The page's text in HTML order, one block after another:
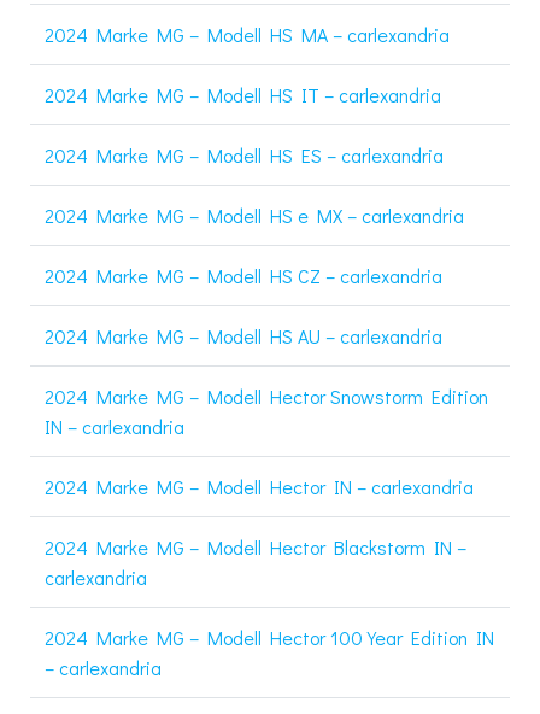
2024 Marke MG – Modell HS MA – carlexandria
2024 Marke MG – Modell HS IT – carlexandria
2024 Marke MG – Modell HS ES – carlexandria
2024 Marke MG – Modell HS e MX – carlexandria
2024 Marke MG – Modell HS CZ – carlexandria
2024 Marke MG – Modell HS AU – carlexandria
2024 Marke MG – Modell Hector Snowstorm Edition
IN – carlexandria
2024 Marke MG – Modell Hector IN – carlexandria
2024 Marke MG – Modell Hector Blackstorm IN –
carlexandria
2024 Marke MG – Modell Hector 100 Year Edition IN
– carlexandria